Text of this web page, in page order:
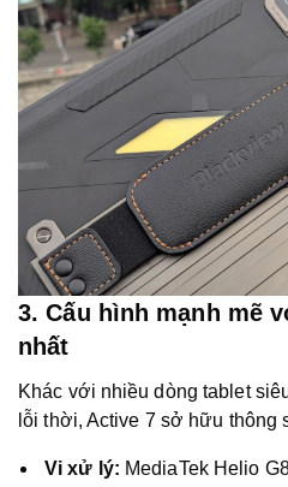
3. Cấu hình mạnh mẽ
nhất
Khác với nhiều dòng tablet
lỗi thời, Active 7 sở hữu thông
Vi xử lý: MediaTek Helio